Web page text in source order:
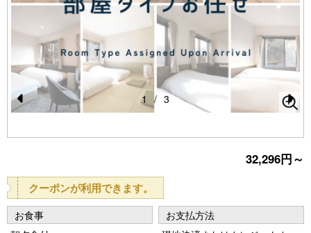
Pr
e
o
u
s
e
xt
1 / 3
32,296円～
クーポンが利用できます。
お食事
お支払方法